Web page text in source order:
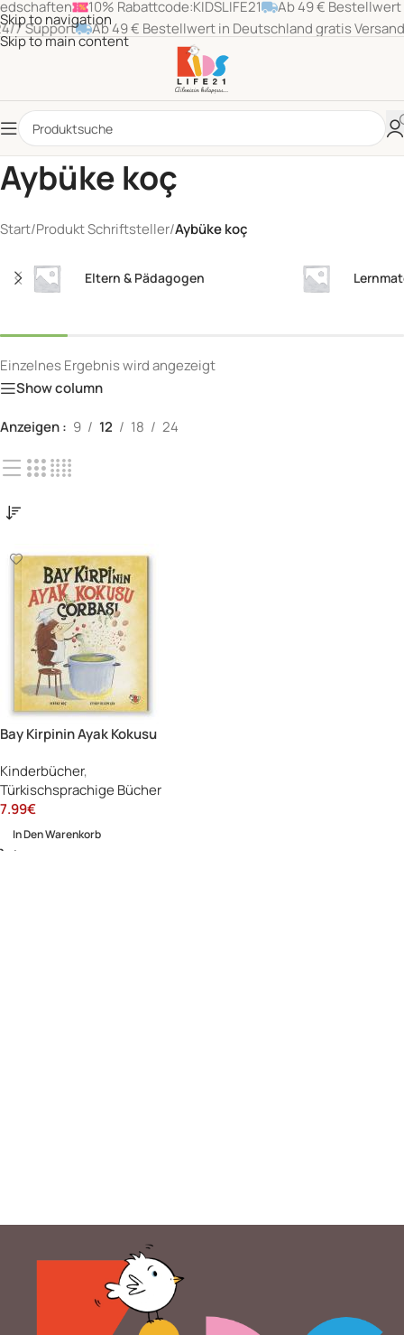
Skip to navigation
Skip to main content
10% Rabattcode:KIDSLIFE21
Ab 49 € Bestellwert in
Ab 49 € Bestellwert in Deutschland gratis Versand!
Aybüke koç
Start/Produkt Schriftsteller/Aybüke koç
Eltern & Pädagogen
Einzelnes Ergebnis wird angezeigt
Show column
Anzeigen 9 12 18 24
Bay Kirpinin Ayak Kokusu
Kinderbücher,
Türkischsprachige Bücher
7.99€
In Den Warenkorb